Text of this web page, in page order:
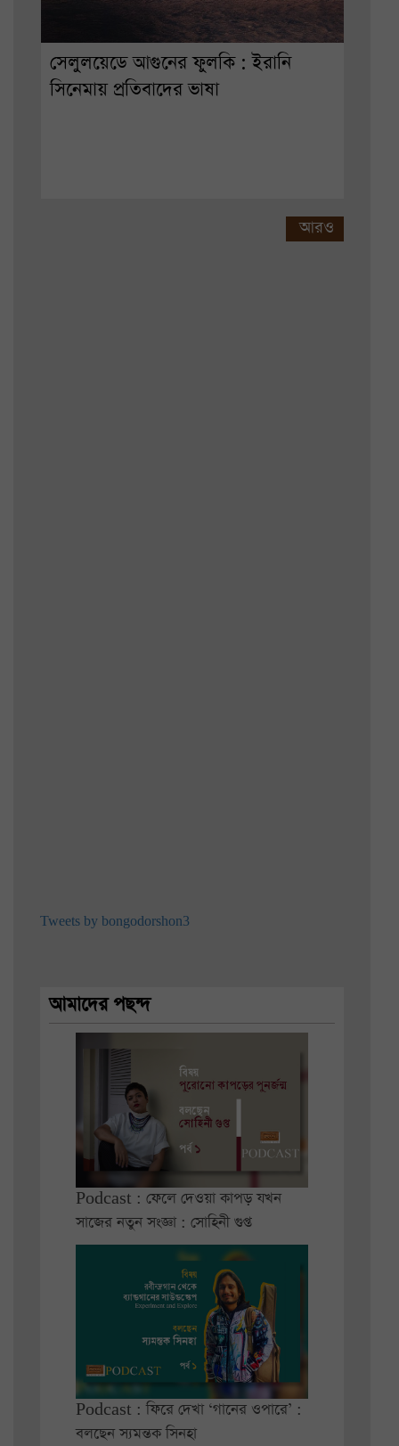
সেলুলয়েডে আগুনের ফুলকি : ইরানি
সিনেমায় প্রতিবাদের ভাষা
আরও
Tweets by bongodorshon3
আমাদের পছন্দ
Podcast : ফেলে দেওয়া কাপড় যখন
সাজের নতুন সংজ্ঞা : সোহিনী গুপ্ত
Podcast : ফিরে দেখা ‘গানের ওপারে’ :
বলছেন স্যমন্তক সিনহা